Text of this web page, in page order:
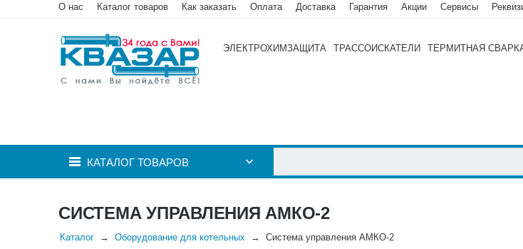
О нас Каталог товаров Как заказать Оплата Доставка Гарантия Акции Сервисы
ЭЛЕКТРОХИМЗАЩИТА ТРАССОИСКАТЕЛИ ТЕРМИТНАЯ
КАТАЛОГ ТОВАРОВ
СИСТЕМА УПРАВЛЕНИЯ АМКО-2
Каталог Оборудование для котельных Система управления АМКО-2